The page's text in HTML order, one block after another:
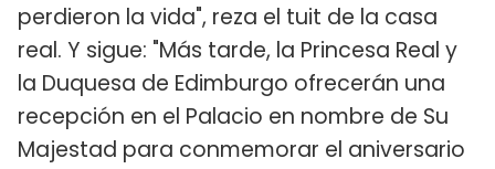
perdieron la vida", reza el tuit de la casa
real. Y sigue: "Más tarde, la Princesa Real y
la Duquesa de Edimburgo ofrecerán una
recepción en el Palacio en nombre de Su
Majestad para conmemorar el aniversario